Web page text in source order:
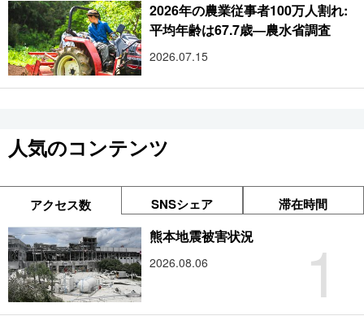
2026年の農業従事者100万人割れ:
平均年齢は67.7歳―農水省調査
2026.07.15
人気のコンテンツ
アクセス数 SNSシェア 滞在時間
1
熊本地震被害状況
2026.08.06